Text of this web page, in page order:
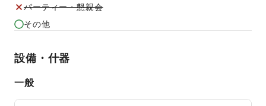
パーティー・懇親会
その他
設備・什器
一般